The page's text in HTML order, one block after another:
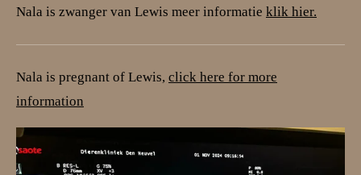
Nala is zwanger van Lewis meer informatie klik hier.
Nala is pregnant of Lewis, click here for more
information